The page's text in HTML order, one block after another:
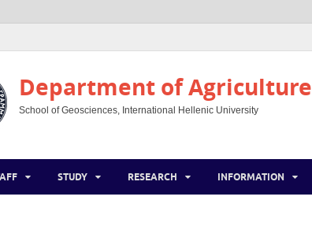
Department of Agriculture
School of Geosciences, International Hellenic University
STUDY RESEARCH INFORMATION